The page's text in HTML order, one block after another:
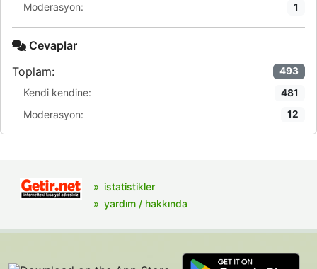
Moderasyon: 1
Cevaplar
Toplam:
493
Kendi kendine: 481
Moderasyon: 12
istatistikler
yardım / hakkında